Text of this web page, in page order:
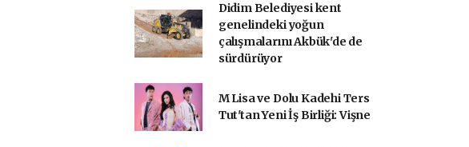
Didim Belediyesi kent
genelindeki yoğun
çalışmalarını Akbük'de de
sürdürüyor
M Lisa ve Dolu Kadehi Ters
Tut'tan Yeni İş Birliği: Vişne